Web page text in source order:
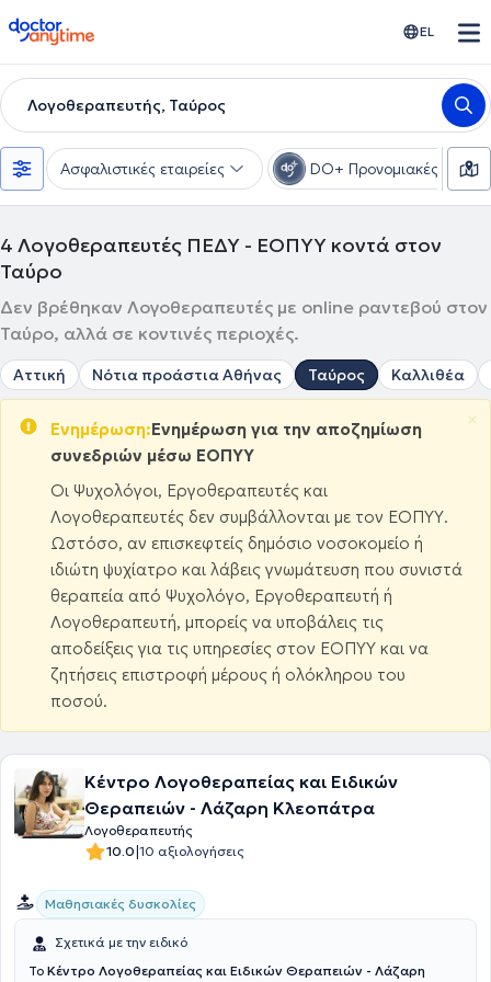
doctoranytime EL
Λογοθεραπευτής, Ταύρος
Ασφαλιστικές εταιρείες DO+ Προνομιακές τιμές
4 Λογοθεραπευτές ΠΕΔΥ - ΕΟΠΥΥ κοντά στον
Ταύρο
Δεν βρέθηκαν Λογοθεραπευτές με online ραντεβού στον
Ταύρο, αλλά σε κοντινές περιοχές.
Αττική Νότια προάστια Αθήνας Ταύρος Καλλιθέα
Ενημέρωση:Ενημέρωση για την αποζημίωση
συνεδριών μέσω ΕΟΠΥΥ
Οι Ψυχολόγοι, Εργοθεραπευτές και
Λογοθεραπευτές δεν συμβάλλονται με τον ΕΟΠΥΥ.
Ωστόσο, αν επισκεφτείς δημόσιο νοσοκομείο ή
ιδιώτη ψυχίατρο και λάβεις γνωμάτευση που συνιστά
θεραπεία από Ψυχολόγο, Εργοθεραπευτή ή
Λογοθεραπευτή, μπορείς να υποβάλεις τις
αποδείξεις για τις υπηρεσίες στον ΕΟΠΥΥ και να
ζητήσεις επιστροφή μέρους ή ολόκληρου του
ποσού.
×
Κέντρο Λογοθεραπείας και Ειδικών
Θεραπειών - Λάζαρη Κλεοπάτρα
Λογοθεραπευτής
10.0|10 αξιολογήσεις
Μαθησιακές δυσκολίες
Σχετικά με την ειδικό
Το Κέντρο Λογοθεραπείας και Ειδικών Θεραπειών - Λάζαρη